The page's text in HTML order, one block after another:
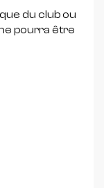
du club ou
pourra être